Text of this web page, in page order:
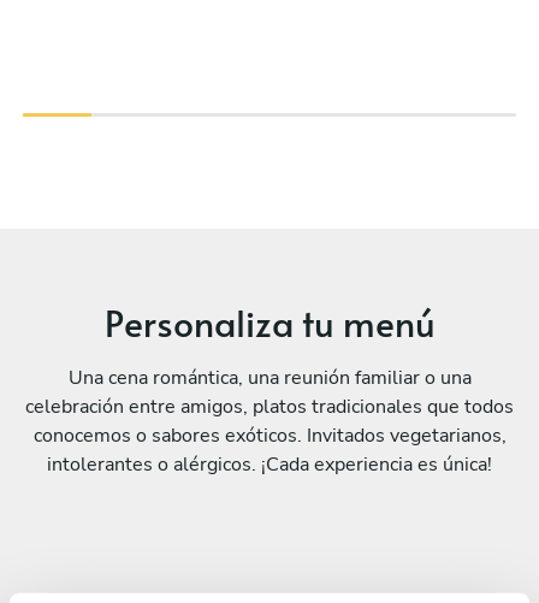
Personaliza tu menú
Una cena romántica, una reunión familiar o una
celebración entre amigos, platos tradicionales que todos
conocemos o sabores exóticos. Invitados vegetarianos,
intolerantes o alérgicos. ¡Cada experiencia es única!